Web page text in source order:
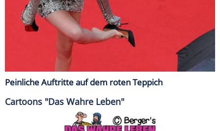
Peinliche Auftritte auf dem roten Teppich
Cartoons "Das Wahre Leben"